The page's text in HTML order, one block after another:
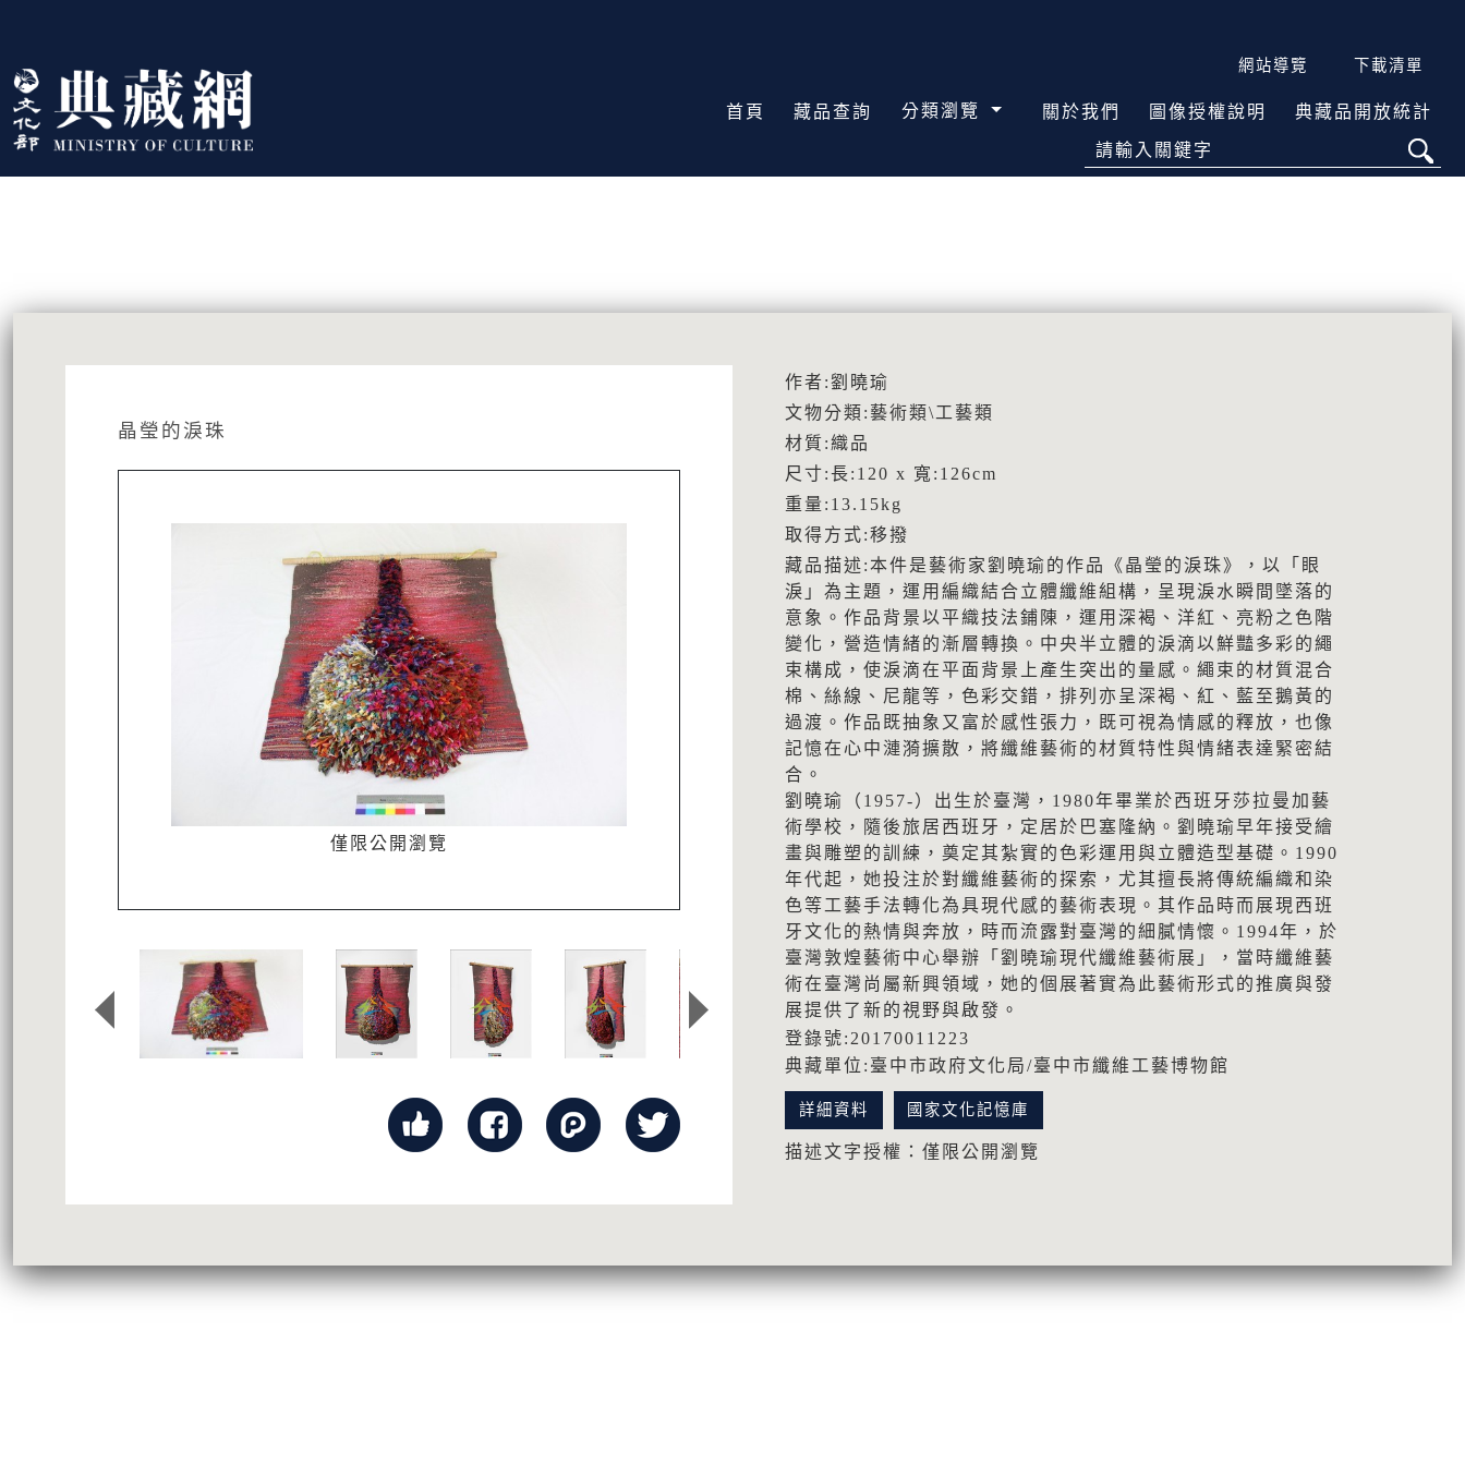
:::
網站導覽 下載清單
首頁 藏品查詢 分類瀏覽 關於我們 圖像授權說明 典藏品開放統計
請輸入關鍵字
晶瑩的淚珠
僅限公開瀏覽
作者:劉曉瑜
文物分類:藝術類\工藝類
材質:織品
尺寸:長:120 x 寬:126cm
重量:13.15kg
取得方式:移撥
藏品描述:本件是藝術家劉曉瑜的作品《晶瑩的淚珠》，以「眼
淚」為主題，運用編織結合立體纖維組構，呈現淚水瞬間墜落的
意象。作品背景以平織技法鋪陳，運用深褐、洋紅、亮粉之色階
變化，營造情緒的漸層轉換。中央半立體的淚滴以鮮豔多彩的繩
束構成，使淚滴在平面背景上產生突出的量感。繩束的材質混合
棉、絲線、尼龍等，色彩交錯，排列亦呈深褐、紅、藍至鵝黃的
過渡。作品既抽象又富於感性張力，既可視為情感的釋放，也像
記憶在心中漣漪擴散，將纖維藝術的材質特性與情緒表達緊密結
合。
劉曉瑜（1957-）出生於臺灣，1980年畢業於西班牙莎拉曼加藝
術學校，隨後旅居西班牙，定居於巴塞隆納。劉曉瑜早年接受繪
畫與雕塑的訓練，奠定其紮實的色彩運用與立體造型基礎。1990
年代起，她投注於對纖維藝術的探索，尤其擅長將傳統編織和染
色等工藝手法轉化為具現代感的藝術表現。其作品時而展現西班
牙文化的熱情與奔放，時而流露對臺灣的細膩情懷。1994年，於
臺灣敦煌藝術中心舉辦「劉曉瑜現代纖維藝術展」，當時纖維藝
術在臺灣尚屬新興領域，她的個展著實為此藝術形式的推廣與發
展提供了新的視野與啟發。
登錄號:20170011223
典藏單位:臺中市政府文化局/臺中市纖維工藝博物館
詳細資料 國家文化記憶庫
描述文字授權：僅限公開瀏覽